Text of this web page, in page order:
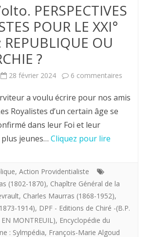
la
tête
des
PERSPECTIVES
POUR LE XXI°
REPUBLIQUE OU
?
28 février 2024 6 commentaires
SIECLE
a voulu écrire pour nos amis
Royalistes d’un certain âge se
dans leur Foi et leur
jeunes… Cliquez pour lire
, Action Providentialiste
(1802-1870), Chapître Général de la
, Charles Maurras (1868-1952),
1914), DPF - Editions de Chiré -(B.P.
MONTREUIL), Encyclopédie du
: Sylmpédia, François-Marie Algoud